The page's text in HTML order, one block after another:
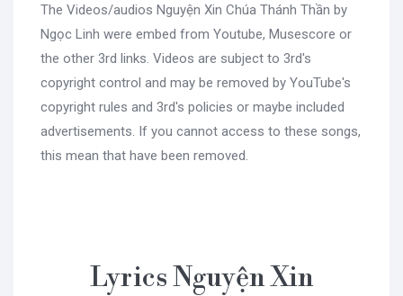
The Videos/audios Nguyện Xin Chúa Thánh Thần by
Ngọc Linh were embed from Youtube, Musescore or
the other 3rd links. Videos are subject to 3rd's
copyright control and may be removed by YouTube's
copyright rules and 3rd's policies or maybe included
advertisements. If you cannot access to these songs,
this mean that have been removed.
Lyrics Nguyện Xin